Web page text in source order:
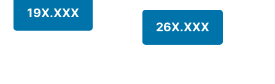
19X.XXX
26X.XXX